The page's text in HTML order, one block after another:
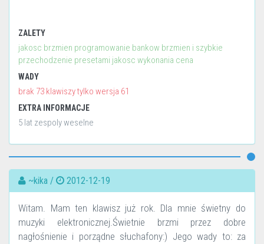
ZALETY
jakosc brzmien programowanie bankow brzmien i szybkie
przechodzenie presetami jakosc wykonania cena
WADY
brak 73 klawiszy tylko wersja 61
EXTRA INFORMACJE
5 lat zespoly weselne
~kika / 2012-12-19
Witam. Mam ten klawisz już rok. Dla mnie świetny do
muzyki elektronicznej.Świetnie brzmi przez dobre
nagłośnienie i porządne słuchafony:) Jego wady to: za